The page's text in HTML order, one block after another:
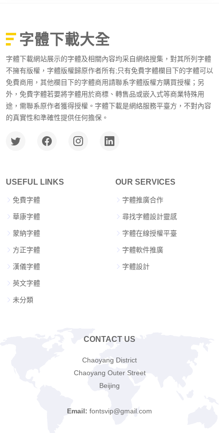
字體下載大全
字體下載網站展示的字體及相關內容均采自網絡搜集，對其所列字體
不擁有版權，字體版權歸原作者所有;只有免費字體欄目下的字體可以
免費商用，其他欄目下的字體商用請聯系字體版權方購買授權；另
外，免費字體若要將字體用於商標、轉售品或嵌入式等商業特殊用
途，需聯系原作者獲得授權。字體下載是網絡服務平臺方，不對內容
的真實性和準確性提供任何擔保。
USEFUL LINKS
免費字體
華康字體
蒙納字體
方正字體
漢儀字體
英文字體
未分類
OUR SERVICES
字體推廣合作
尋找字體設計靈感
字體在線授權平臺
字體軟件推廣
字體設計
CONTACT US
Chaoyang District
Chaoyang Outer Street
Beijing
Email: fontsvip@gmail.com